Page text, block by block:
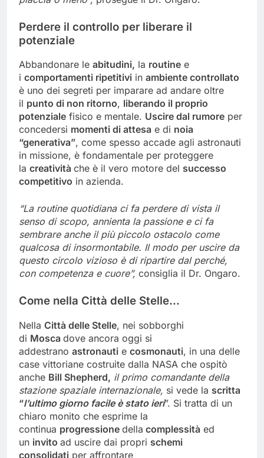
Perdere il controllo per liberare il
potenziale
Abbandonare le abitudini, la routine e
i comportamenti ripetitivi in ambiente controllato
è uno dei segreti per imparare ad andare oltre
il punto di non ritorno, liberando il proprio
potenziale fisico e mentale. Uscire dal rumore per
concedersi momenti di attesa e di noia
“generativa”, come spesso accade agli astronauti
in missione, è fondamentale per proteggere
la creatività che è il vero motore del successo
competitivo in azienda.
“La routine quotidiana ci fa perdere di vista il
senso di scopo, annienta la passione e ci fa
sembrare anche il più piccolo ostacolo come
qualcosa di insormontabile. Il modo per uscire da
questo circolo vizioso è di ripartire dal perché,
con competenza e cuore”, consiglia il Dr. Ongaro.
Come nella Città delle Stelle…
Nella Città delle Stelle, nei sobborghi
di Mosca dove ancora oggi si
addestrano astronauti e cosmonauti, in una delle
case vittoriane costruite dalla NASA che ospitò
anche Bill Shepherd, il primo comandante della
stazione spaziale internazionale, si vede la scritta
“l’ultimo giorno facile è stato ieri”. Si tratta di un
chiaro monito che esprime la
continua progressione della complessità ed
un invito ad uscire dai propri schemi
consolidati per affrontare